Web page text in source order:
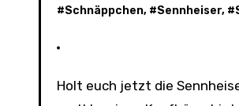
#Schnäppchen, #Sennheiser, #
Holt euch jetzt die Sennheiser HD 599 Special Edition Kopfhörer mit offenem Rücken und um das Ohr. Diese